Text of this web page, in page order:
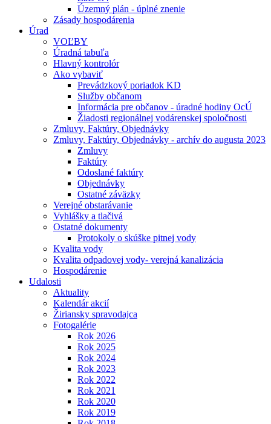
Územný plán - úplné znenie
Zásady hospodárenia
Úrad
VOĽBY
Úradná tabuľa
Hlavný kontrolór
Ako vybaviť
Prevádzkový poriadok KD
Služby občanom
Informácia pre občanov - úradné hodiny OcÚ
Žiadosti regionálnej vodárenskej spoločnosti
Zmluvy, Faktúry, Objednávky
Zmluvy, Faktúry, Objednávky - archív do augusta 2023
Zmluvy
Faktúry
Odoslané faktúry
Objednávky
Ostatné záväzky
Verejné obstarávanie
Vyhlášky a tlačivá
Ostatné dokumenty
Protokoly o skúške pitnej vody
Kvalita vody
Kvalita odpadovej vody- verejná kanalizácia
Hospodárenie
Udalosti
Aktuality
Kalendár akcií
Žiriansky spravodajca
Fotogalérie
Rok 2026
Rok 2025
Rok 2024
Rok 2023
Rok 2022
Rok 2021
Rok 2020
Rok 2019